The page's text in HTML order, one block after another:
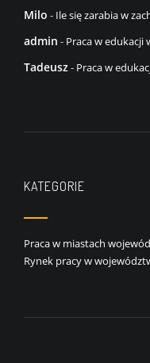
Milo - Ile się zarabia w
admin - Praca w
Tadeusz- Praca w
KATEGORIE
Praca w miastach
Rynek pracy w